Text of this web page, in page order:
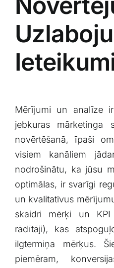
Mērījumi un analīze
jebkuras mārketinga
novērtēšanā, īpaši⁣
visiem kanāliem
nodrošinātu, ka jūsu
optimālas, ir svarīgi⁢
un kvalitatīvus
skaidri​ mērķi un KPI
rādītāji), kas
⁣ilgtermiņa mērķus.
piemēram,